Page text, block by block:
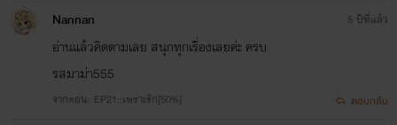
Nannan
อ่านแล้วคิดตามเลย สนุกทุกเรื่องเลยค่ะ ครบ
รสมาม่า555
จากตอน: EP21::เพราะรัก[50%]
5 ปีที่แล้ว
ตอบกลับ